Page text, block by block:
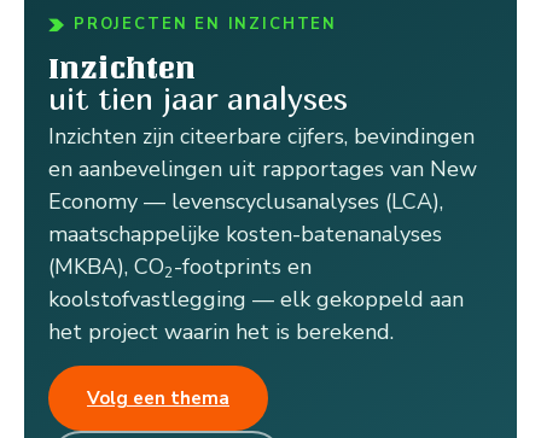
PROJECTEN EN INZICHTEN
Inzichten
uit tien jaar analyses
Inzichten zijn citeerbare cijfers, bevindingen
en aanbevelingen uit rapportages van New
Economy — levenscyclusanalyses (LCA),
maatschappelijke kosten-batenanalyses
(MKBA), CO2-footprints en
koolstofvastlegging — elk gekoppeld aan
het project waarin het is berekend.
Volg een thema